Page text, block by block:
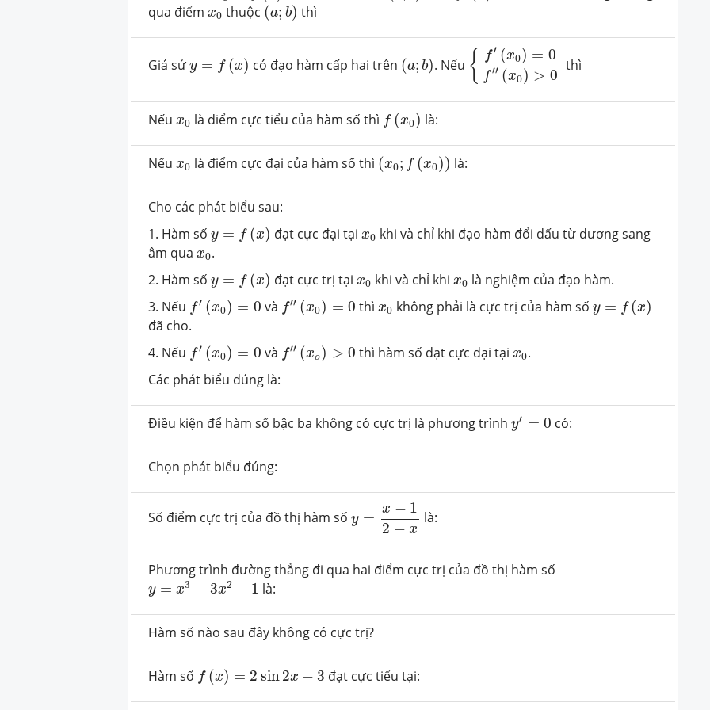
qua điểmx0
x0 thuộc (a; b) thì
Giả sửy = f (x)
y x) có đạo hàm cấp hai trên (a; b)
(a;b). Nếu { f′ (x0) = 0
f′′ (x0) > 0
{f x0) 0f 0
thì
Nếux0
x0 là điểm cực tiểu của hàm số thì f (x0)
f(x0 là:
Nếux0
x0 là điểm cực đại của hàm số thì (x0; f (x0))
(x0 ; (x0) ) là:
Cho các phát biểu sau:
1. Hàm sốy = f (x)
y x) đạt cực đại tại x0
x0 khi và chỉ khi đạo hàm đổi dấu từ dương sang
âm quax0
x0.
2. Hàm sốy = f (x)
y x) đạt cực trị tại x0
x0 khi và chỉ khi x0
x0 là nghiệm của đạo hàm.
3. Nếu f′ (x0) = 0
f′( x0) = và f′′ (x0) = 0
f″(x0) = thìx0
x0 không phải là cực trị của hàm sốy = f (x)
y x)
đã cho.
4. Nếu f′ (x0) = 0
f′( x0) = và f′′ (xo) > 0
f″(xo) > 0 thì hàm số đạt cực đại tạix0
x0.
Các phát biểu đúng là:
Điều kiện để hàm số bậc ba không có cực trị là phương trìnhy′ = 0
y′ có:
Chọn phát biểu đúng:
Số điểm cực trị của đồ thị hàm sốy =
x − 1
2 − x
−1 −x
là:
Phương trình đường thẳng đi qua hai điểm cực trị của đồ thị hàm số
y = x3 − 3x2 + 1
y =x3−3x2+1 là:
Hàm số nào sau đây không có cực trị?
Hàm số f (x) = 2 sin2x − 3
f(x)= sin 2x−3 đạt cực tiểu tại: